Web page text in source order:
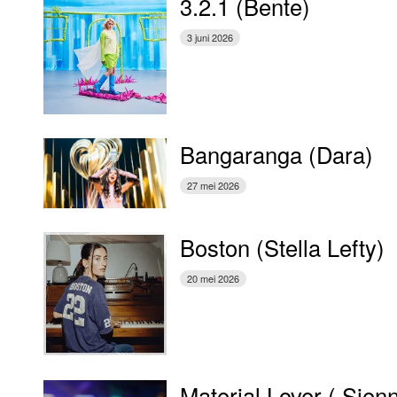
3 juni 2026
Bangaranga (Dara)
27 mei 2026
Boston (Stella Lefty)
20 mei 2026